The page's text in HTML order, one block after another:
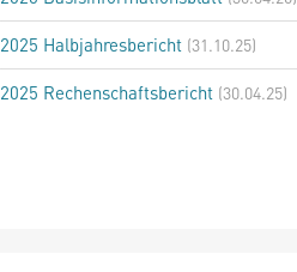
2025 Halbjahresbericht (31.10.25)
2025 Rechenschaftsbericht (30.04.25)